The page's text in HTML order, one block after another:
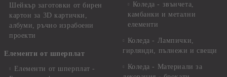
Шейкър заготовки от бирен
картон за 3D картички,
албуми, ръчно израбоени
проекти
Елементи от шперплат
Елементи от шперплат -
Коледа - звънчета,
камбанки и метални
елементи
Коледа - Лампички,
гирлянди, пълнежи и свещи
Коледа - Материали за